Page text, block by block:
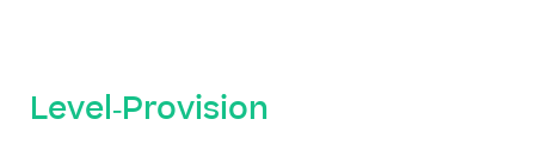
Level-Provision